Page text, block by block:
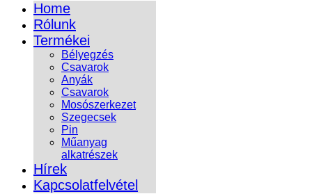
Home
Rólunk
Termékei
Bélyegzés
Csavarok
Anyák
Csavarok
Mosószerkezet
Szegecsek
Pin
Műanyag
alkatrészek
Hírek
Kapcsolatfelvétel